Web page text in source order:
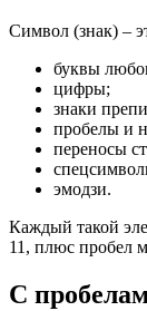
Символ (знак) –
буквы
цифры;
знаки
пробелы и
переносы
эмодзи.
Каждый такой
11, плюс пробел
С